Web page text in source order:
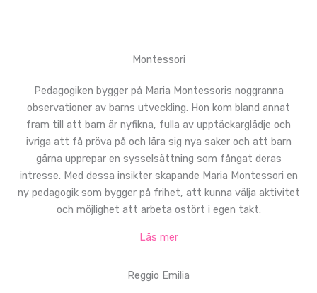
Montessori
Pedagogiken bygger på Maria Montessoris noggranna
observationer av barns utveckling. Hon kom bland annat
fram till att barn är nyfikna, fulla av upptäckarglädje och
ivriga att få pröva på och lära sig nya saker och att barn
gärna upprepar en sysselsättning som fångat deras
intresse. Med dessa insikter skapande Maria Montessori en
ny pedagogik som bygger på frihet, att kunna välja aktivitet
och möjlighet att arbeta ostört i egen takt.
Läs mer
Reggio Emilia